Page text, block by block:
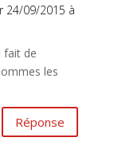
24/09/2015 à
fait de
les
Réponse